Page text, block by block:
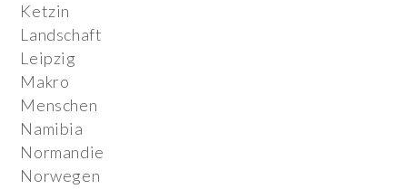
Ketzin
Landschaft
Leipzig
Makro
Menschen
Namibia
Normandie
Norwegen